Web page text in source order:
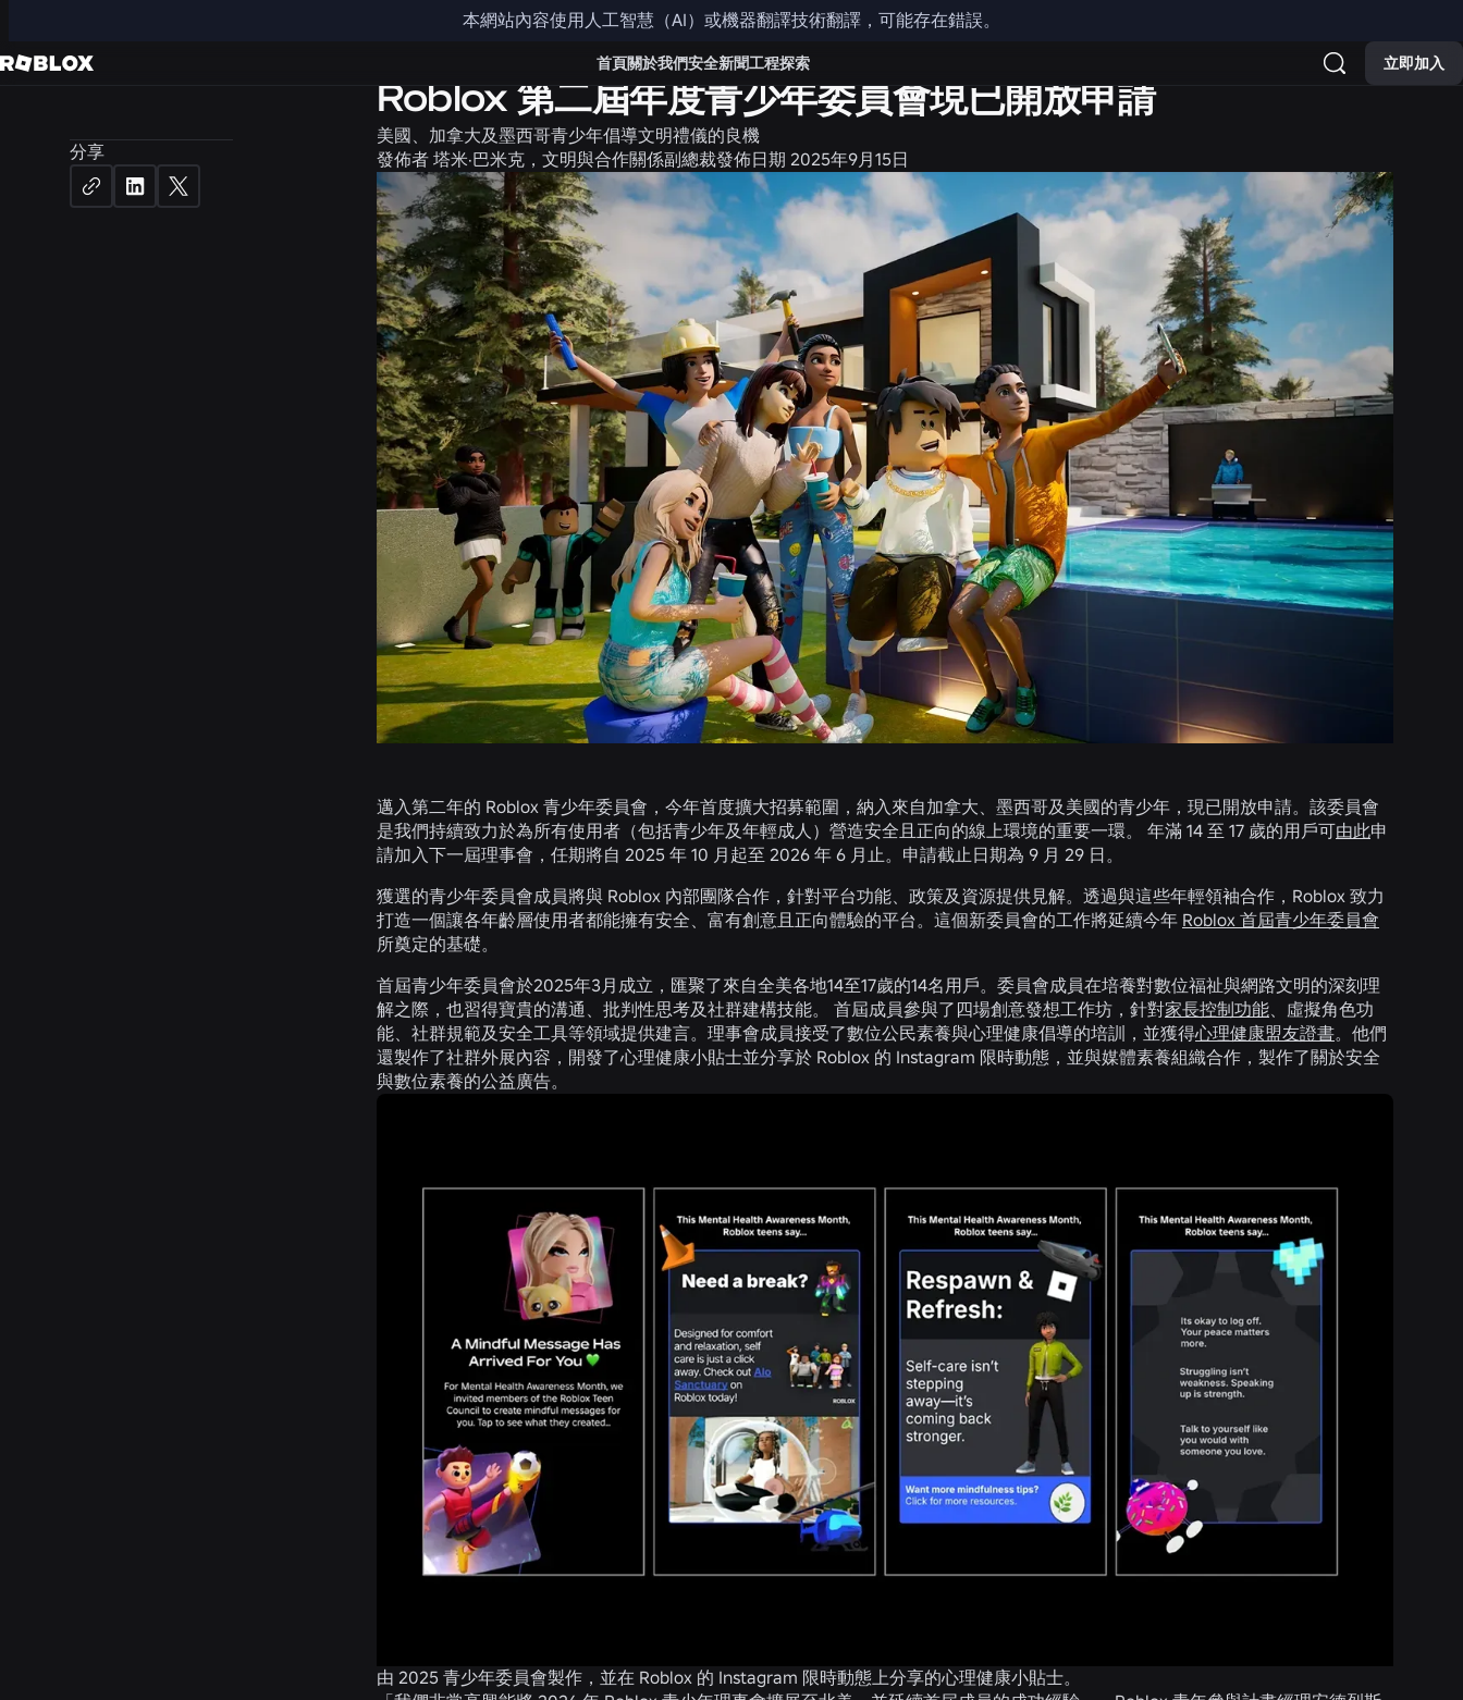
本網站內容使用人工智慧（AI）或機器翻譯技術翻譯，可能存在錯誤。
首頁關於我們安全新聞工程探索 立即加入
分享
安全與文明
Roblox 第二屆年度青少年委員會現已開放申請
美國、加拿大及墨西哥青少年倡導文明禮儀的良機
發佈者 塔米·巴米克，文明與合作關係副總裁發佈日期 2025年9月15日
邁入第二年的 Roblox 青少年委員會，今年首度擴大招募範圍，納入來自加拿大、墨西哥及美國的青少年，現已開放申請。該委員會
是我們持續致力於為所有使用者（包括青少年及年輕成人）營造安全且正向的線上環境的重要一環。 年滿 14 至 17 歲的用戶可由此申
請加入下一屆理事會，任期將自 2025 年 10 月起至 2026 年 6 月止。申請截止日期為 9 月 29 日。
獲選的青少年委員會成員將與 Roblox 內部團隊合作，針對平台功能、政策及資源提供見解。透過與這些年輕領袖合作，Roblox 致力
打造一個讓各年齡層使用者都能擁有安全、富有創意且正向體驗的平台。這個新委員會的工作將延續今年 Roblox 首屆青少年委員會
所奠定的基礎。
首屆青少年委員會於2025年3月成立，匯聚了來自全美各地14至17歲的14名用戶。委員會成員在培養對數位福祉與網路文明的深刻理
解之際，也習得寶貴的溝通、批判性思考及社群建構技能。 首屆成員參與了四場創意發想工作坊，針對家長控制功能、虛擬角色功
能、社群規範及安全工具等領域提供建言。理事會成員接受了數位公民素養與心理健康倡導的培訓，並獲得心理健康盟友證書。他們
還製作了社群外展內容，開發了心理健康小貼士並分享於 Roblox 的 Instagram 限時動態，並與媒體素養組織合作，製作了關於安全
與數位素養的公益廣告。
由 2025 青少年委員會製作，並在 Roblox 的 Instagram 限時動態上分享的心理健康小貼士。